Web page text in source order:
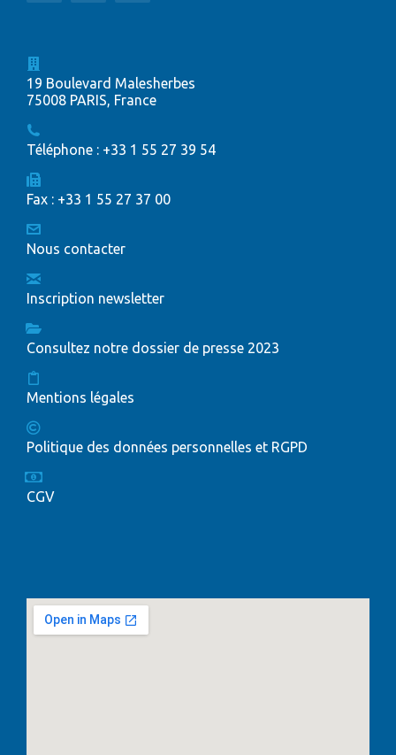
19 Boulevard Malesherbes
75008 PARIS, France
Téléphone : +33 1 55 27 39 54
Fax : +33 1 55 27 37 00
Nous contacter
Inscription newsletter
Consultez notre dossier de presse 2023
Mentions légales
Politique des données personnelles et RGPD
CGV